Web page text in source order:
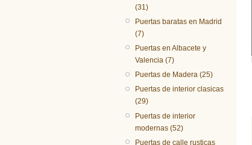
(31)
Puertas baratas en Madrid
(7)
Puertas en Albacete y
Valencia (7)
Puertas de Madera (25)
Puertas de interior clasicas
(29)
Puertas de interior
modernas (52)
Puertas de calle rusticas